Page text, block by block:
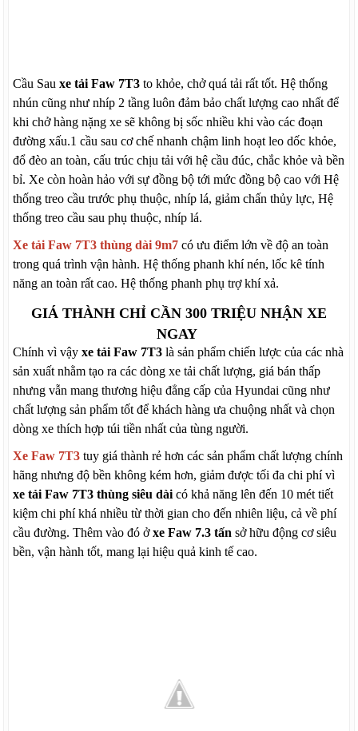
Cầu Sauxe tải Faw 7T3 to khỏe, chở quá tải rất tốt. Hệ thống
nhún cũng như nhíp 2 tầng luôn đảm bảo chất lượng cao nhất để
khi chở hàng nặng xe sẽ không bị sốc nhiều khi vào các đoạn
đường xấu.1 cầu sau cơ chế nhanh chậm linh hoạt leo dốc khỏe,
đổ đèo an toàn, cấu trúc chịu tải với hệ cầu đúc, chắc khỏe và bền
bỉ. Xe còn hoàn hảo với sự đồng bộ tới mức đồng bộ cao với Hệ
thống treo cầu trước phụ thuộc, nhíp lá, giảm chấn thủy lực, Hệ
thống treo cầu sau phụ thuộc, nhíp lá.
Xe tải Faw 7T3 thùng dài 9m7 có ưu điểm lớn về độ an toàn
trong quá trình vận hành. Hệ thống phanh khí nén, lốc kê tính
năng an toàn rất cao. Hệ thống phanh phụ trợ khí xả.
GIÁ THÀNH CHỈ CẦN 300 TRIỆU NHẬN XE
NGAY
Chính vì vậyxe tải Faw 7T3 là sản phẩm chiến lược của các nhà
sản xuất nhằm tạo ra các dòng xe tải chất lượng, giá bán thấp
nhưng vẫn mang thương hiệu đẳng cấp của Hyundai cũng như
chất lượng sản phẩm tốt để khách hàng ưa chuộng nhất và chọn
dòng xe thích hợp túi tiền nhất của tùng người.
Xe Faw 7T3 tuy giá thành rẻ hơn các sản phẩm chất lượng chính
hãng nhưng độ bền không kém hơn, giảm được tối đa chi phí vì
xe tải Faw 7T3 thùng siêu dài có khả năng lên đến 10 mét tiết
kiệm chi phí khá nhiều từ thời gian cho đến nhiên liệu, cả về phí
cầu đường. Thêm vào đó ởxe Faw 7.3 tấn sở hữu động cơ siêu
bền, vận hành tốt, mang lại hiệu quả kinh tế cao.